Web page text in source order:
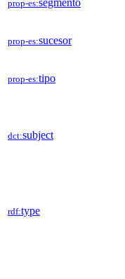
prop-es:
prop-es:sucesor
prop-es:tipo
dct:subject
rdf:type